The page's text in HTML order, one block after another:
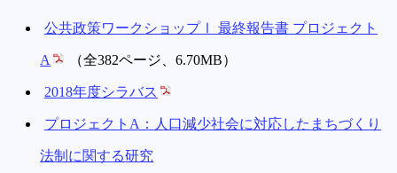
公共政策ワークショップⅠ 最終報告書 プロジェクト
A （全382ページ、6.70MB）
2018年度シラバス
プロジェクトA：人口減少社会に対応したまちづくり
法制に関する研究